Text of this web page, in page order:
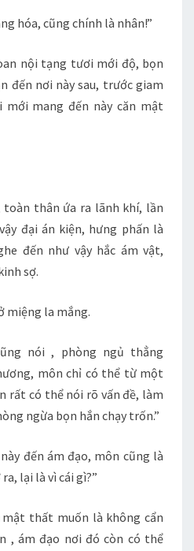
hóa, cũng chính là nhân!”
nội tạng tươi mới độ, bọn
đến nơi này sau, trước giam
mới mang đến này căn mật
toàn thân ứa ra lãnh khí, lần
đại án kiện, hưng phấn là
đến như vậy hắc ám vật,
sợ.
miệng la mắng.
nói , phòng ngủ thẳng
môn chỉ có thể từ một
rất có thể nói rõ vấn đề, làm
ngừa bọn hắn chạy trốn.”
đến ám đạo, môn cũng là
lại là vì cái gì?”
mật thất muốn là không cẩn
, ám đạo nơi đó còn có thể